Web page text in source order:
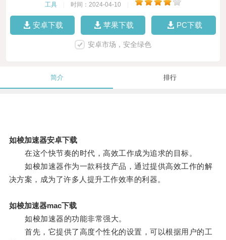
工具 时间：2024-04-10
安卓下载 苹果下载 PC下载
安卓市场，安全绿色
简介 排行
如梭加速器安卓下载
在这个快节奏的时代，高效工作成为追求的目标。
如梭加速器作为一款科技产品，通过提供高效工作的解
决方案，成为了许多人提升工作效率的利器。
如梭加速器mac下载
如梭加速器的功能非常强大。
首先，它提供了高度个性化的设置，可以根据用户的工